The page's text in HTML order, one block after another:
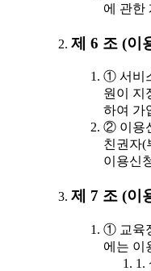
에 관한
제 6 조 (이
① 서비
원이 지
하여 가
② 이용
친권자(
이용신
제 7 조 (이
① 교육
에는 이
1.